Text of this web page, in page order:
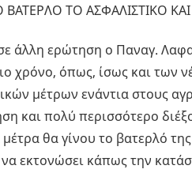
ΒΑΤΕΡΛΟ ΤΟ ΑΣΦΑΛΙΣΤΙΚΟ
άλλη ερώτηση ο Παναγ.
χρόνο, όπως, ίσως και των
μέτρων ενάντια στους
και πολύ περισσότερο
μέτρα θα γίνου το βατερλό
εκτονώσει κάπως την